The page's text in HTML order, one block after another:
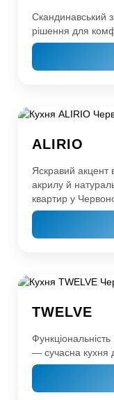
Скандинавський
рішення для
ALIRIO
Яскравий акцент
акрилу й
квартир у
TWELVE
Функціональність
— сучасна кухня